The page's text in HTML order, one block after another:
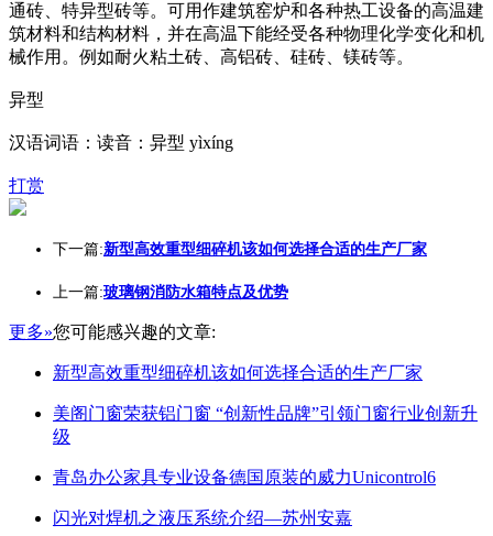
通砖、特异型砖等。可用作建筑窑炉和各种热工设备的高温建
筑材料和结构材料，并在高温下能经受各种物理化学变化和机
械作用。例如耐火粘土砖、高铝砖、硅砖、镁砖等。
异型
汉语词语：读音：异型 yìxíng
打赏
下一篇:新型高效重型细碎机该如何选择合适的生产厂家
上一篇:玻璃钢消防水箱特点及优势
更多»您可能感兴趣的文章:
新型高效重型细碎机该如何选择合适的生产厂家
美阁门窗荣获铝门窗 “创新性品牌”引领门窗行业创新升
级
青岛办公家具专业设备德国原装的威力Unicontrol6
闪光对焊机之液压系统介绍—苏州安嘉